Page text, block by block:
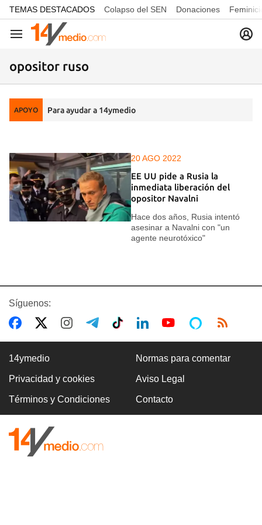
common.go-to-content
TEMAS DESTACADOS Colapso del SEN Donaciones
Navegación
opositor ruso
APOYO Para ayudar a 14ymedio
20 AGO 2022
EE UU pide a Rusia la
inmediata liberación del
opositor Navalni
Hace dos años, Rusia intentó
asesinar a Navalni con "un
agente neurotóxico"
Síguenos:
14ymedio Normas para comentar
Privacidad y cookies Aviso Legal
Términos y Condiciones Contacto